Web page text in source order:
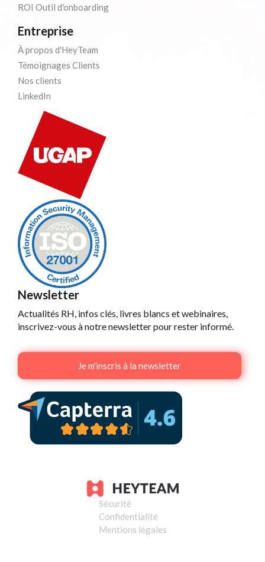
ROI Outil d'onboarding
Entreprise
À propos d'HeyTeam
Témoignages Clients
Nos clients
LinkedIn
Newsletter
Actualités RH, infos clés, livres blancs et webinaires,
inscrivez-vous à notre newsletter pour rester informé.
Je m'inscris à la newsletter
Sécurité
Confidentialité
Mentions légales